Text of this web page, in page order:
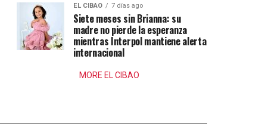
EL CIBAO 7 días ago
Siete meses sin Brianna: su
madre no pierde la esperanza
mientras Interpol mantiene alerta
internacional
MORE EL CIBAO